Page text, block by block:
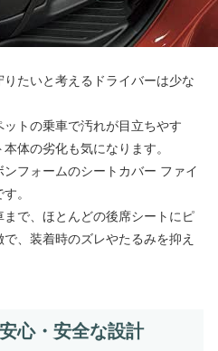
たいと考えるドライバーは少な
トの乗車で汚れが目立ちやす
体の劣化も気になります。
フォームのシートカバー ファイ
。
で、ほとんどの後席シートにピ
、装着時のズレやたるみを抑え
心・安全な設計